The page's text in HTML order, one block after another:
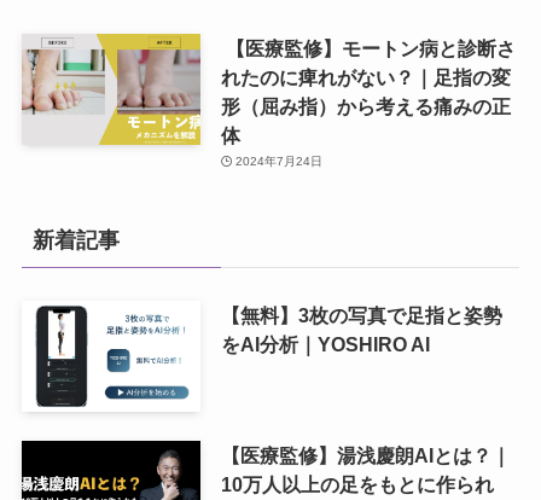
【医療監修】モートン病と診断さ
れたのに痺れがない？｜足指の変
形（屈み指）から考える痛みの正
体
2024年7月24日
新着記事
【無料】3枚の写真で足指と姿勢
をAI分析｜YOSHIRO AI
【医療監修】湯浅慶朗AIとは？｜
10万人以上の足をもとに作られ